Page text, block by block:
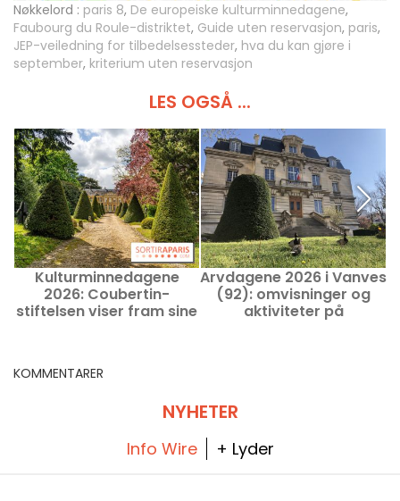
Nøkkelord : paris 8, De europeiske kulturminnedagene,
Faubourg du Roule-distriktet, Guide uten reservasjon, paris,
JEP-veiledning for tilbedelsessteder, hva du kan gjøre i
september, kriterium uten reservasjon
LES OGSÅ ...
Kulturminnedagene
2026: Coubertin-
stiftelsen viser fram sine
Arvdagene 2026 i Vanves
(92): omvisninger og
aktiviteter på
KOMMENTARER
NYHETER
Info Wire + Lyder